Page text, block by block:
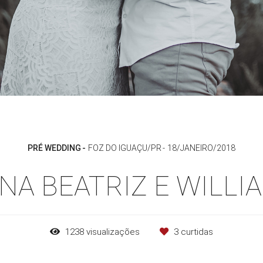
PRÉ WEDDING FOZ DO IGUAÇU/PR 18/JANEIRO/2018
BEATRIZ E
1238 visualizações 3 curtidas